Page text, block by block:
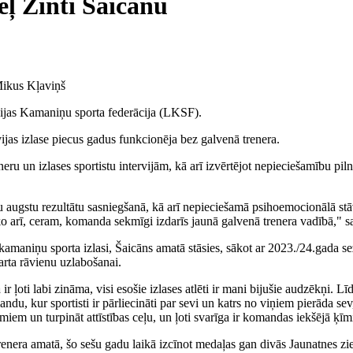
Zinti Šaicānu
Kļaviņš
Kamaniņu sporta federācija (LKSF).
izlase piecus gadus funkcionēja bez galvenā trenera.
un izlases sportistu intervijām, kā arī izvērtējot nepieciešamību
rezultātu sasniegšanā, kā arī nepieciešamā psihoemocionālā
arī, ceram, komanda sekmīgi izdarīs jaunā galvenā trenera vadībā,"
sporta izlasi, Šaicāns amatā stāsies, sākot ar 2023./24.gada
rāvienu uzlabošanai.
labi zināma, visi esošie izlases atlēti ir mani bijušie audzēkņi.
kur sportisti ir pārliecināti par sevi un katrs no viņiem pierāda
un turpināt attīstības ceļu, un ļoti svarīga ir komandas iekšējā
amatā, šo sešu gadu laikā izcīnot medaļas gan divās Jaunatnes